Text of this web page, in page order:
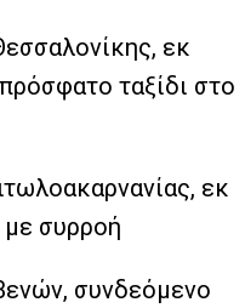
εκ
ταξίδι στο
εκ
συρροή
συνδεόμενο